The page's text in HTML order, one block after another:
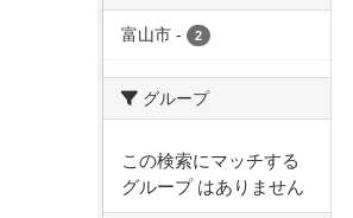
富山市 - 2
グループ
この検索にマッチする
グループ はありません